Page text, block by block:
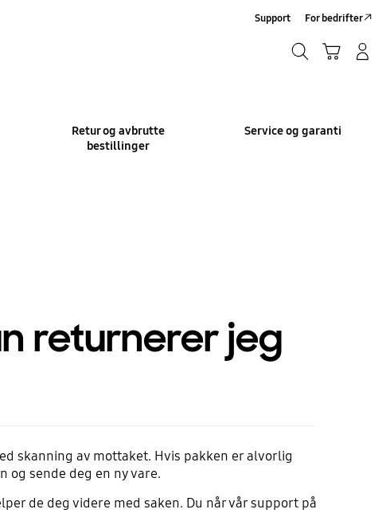
Support For bedrifter
Retur og avbrutte
bestillinger
Service og garanti
returnerer jeg
skanning av mottaket. Hvis pakken er alvorlig
sende deg en ny vare.
de deg videre med saken. Du når vår support på